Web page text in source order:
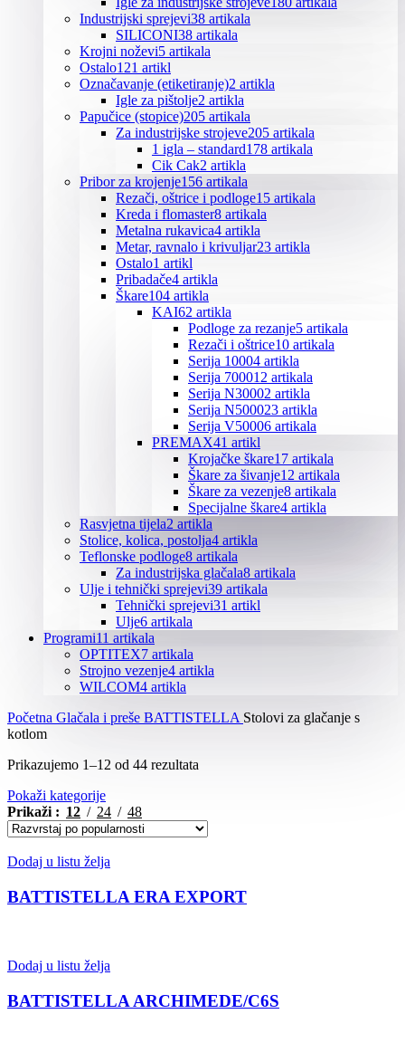
Industrijski sprejevi38 artikala
SILICONI38 artikala
Krojni noževi5 artikala
Ostalo121 artikl
Označavanje (etiketiranje)2 artikla
Igle za pištolje2 artikla
Papučice (stopice)205 artikala
Za industrijske strojeve205 artikala
1 igla – standard178 artikala
Cik Cak2 artikla
Pribor za krojenje156 artikala
Rezači, oštrice i podloge15 artikala
Kreda i flomaster8 artikala
Metalna rukavica4 artikla
Metar, ravnalo i krivuljar23 artikla
Ostalo1 artikl
Pribadače4 artikla
Škare104 artikla
KAI62 artikla
Podloge za rezanje5 artikala
Rezači i oštrice10 artikala
Serija 10004 artikla
Serija 700012 artikala
Serija N30002 artikla
Serija N500023 artikla
Serija V50006 artikala
PREMAX41 artikl
Krojačke škare17 artikala
Škare za šivanje12 artikala
Škare za vezenje8 artikala
Specijalne škare4 artikla
Rasvjetna tijela2 artikla
Stolice, kolica, postolja4 artikla
Teflonske podloge8 artikala
Za industrijska glačala8 artikala
Ulje i tehnički sprejevi39 artikala
Tehnički sprejevi31 artikl
Ulje6 artikala
Programi11 artikala
OPTITEX7 artikala
Strojno vezenje4 artikla
WILCOM4 artikla
Početna Glačala i preše BATTISTELLA Stolovi za glačanje s
kotlom
Prikazujemo 1–12 od 44 rezultata
Pokaži kategorije
Prikaži
12 24 48
Dodaj u listu želja
BATTISTELLA ERA EXPORT
Dodaj u listu želja
BATTISTELLA ARCHIMEDE/C6S